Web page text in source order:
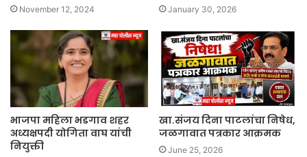
November 12, 2024 January 30, 2026
भाजपा महिला भडगाव शहर
अध्यक्षपदी योगिता वाघ यांची
नियुक्ती
खा.संजय दिना पाटलांचा निषेध,
जळगावात पत्रकार आक्रमक
June 25, 2026